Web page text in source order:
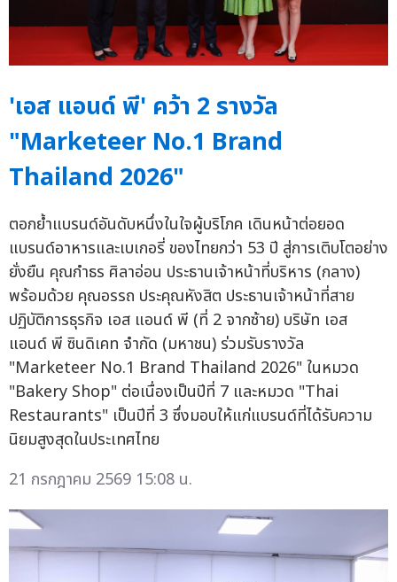
'เอส แอนด์ พี' คว้า 2 รางวัล
"Marketeer No.1 Brand
Thailand 2026"
ตอกย้ำแบรนด์อันดับหนึ่งในใจผู้บริโภค เดินหน้าต่อยอด
แบรนด์อาหารและเบเกอรี่ ของไทยกว่า 53 ปี สู่การเติบโตอย่าง
ยั่งยืน คุณกำธร ศิลาอ่อน ประธานเจ้าหน้าที่บริหาร (กลาง)
พร้อมด้วย คุณอรรถ ประคุณหังสิต ประธานเจ้าหน้าที่สาย
ปฏิบัติการธุรกิจ เอส แอนด์ พี (ที่ 2 จากซ้าย) บริษัท เอส
แอนด์ พี ซินดิเคท จำกัด (มหาชน) ร่วมรับรางวัล
"Marketeer No.1 Brand Thailand 2026" ในหมวด
"Bakery Shop" ต่อเนื่องเป็นปีที่ 7 และหมวด "Thai
Restaurants" เป็นปีที่ 3 ซึ่งมอบให้แก่แบรนด์ที่ได้รับความ
นิยมสูงสุดในประเทศไทย
21 กรกฎาคม 2569 15:08 น.